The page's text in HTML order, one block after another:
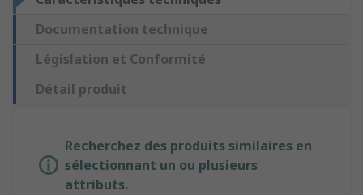
Documentation technique
Législation et Conformité
Détail produit
Recherchez des produits similaires en
sélectionnant un ou plusieurs
attributs.